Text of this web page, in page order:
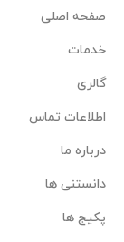
صفحه اصلی
خدمات
گالری
اطلاعات تماس
درباره ما
دانستنی ها
پکیج ها